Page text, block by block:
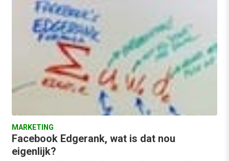
MARKETING
Facebook Edgerank, wat is dat nou
eigenlijk?